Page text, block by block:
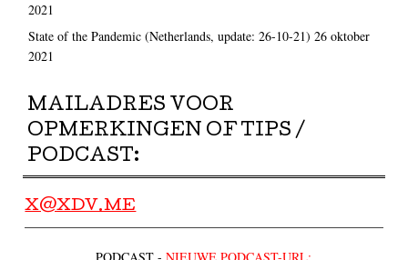
2021
State of the Pandemic (Netherlands, update: 26-10-21) 26 oktober
2021
MAILADRES VOOR
OPMERKINGEN OF TIPS /
PODCAST:
X@XDV.ME